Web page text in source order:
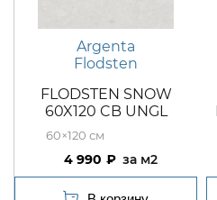
Argenta
Flodsten
FLODSTEN SNOW
60X120 CB UNGL
60×120
4 990 м2